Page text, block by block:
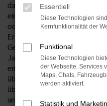
daher meist noch neuwertig.
einen erheblichen
oder einem Jahreswagen in
Ersparnis beträgt bis zu 40
Geldbeutel bemerkbar
Jahreswagen werden wie
entsprechend in einer
überprüft. Unser
überprüften Zustand auf die
anderswo.
Essentiell
Diese Technologien
Kernfunktionalität der
Funktional
Diese Technologien
der Webseite. Services
Maps, Chats,
werden aktiviert.
Statistik und